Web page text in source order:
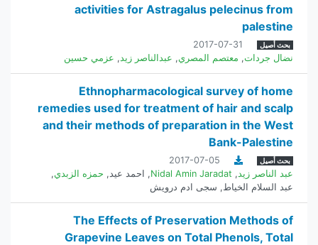
activities for Astragalus pelecinus from
palestine
بحث أصيل
2017-07-31
نضال جردات, معتصم المصري, عبدالناصر زيد, عزمي حسين
Ethnopharmacological survey of home
remedies used for treatment of hair and scalp
and their methods of preparation in the West
Bank-Palestine
بحث أصيل
2017-07-05
عبد الناصر زيد,
Nidal Amin Jaradat
, احمد عيد, حمزه الزبدي,
عبد السلام الخياط, سجى ادم درويش
The Effects of Preservation Methods of
Grapevine Leaves on Total Phenols, Total